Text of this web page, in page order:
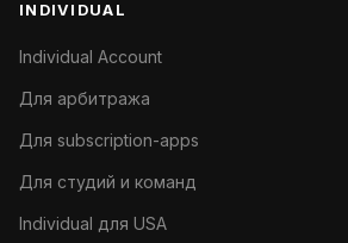
INDIVIDUAL
Individual Account
Для арбитража
Для subscription-apps
Для студий и команд
Individual для USA